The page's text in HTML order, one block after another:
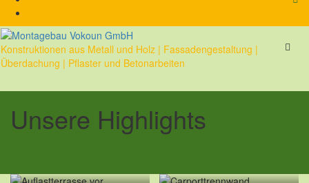
Konstruktionen aus Metall und Holz | Fassadengestaltung |
Überdachung | Pflaster und Betonarbeiten
Unsere Highlights